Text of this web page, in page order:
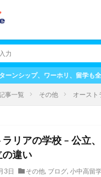
ホリ、留学も全てマイステー
事一覧 その他 オースト
リアの学校 – 公立
の違い
3日 その他, ブログ, 小中高留